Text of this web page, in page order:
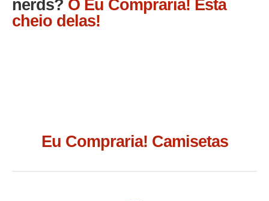
nerds? O Eu Compraria! Está
cheio delas!
Eu Compraria! Camisetas